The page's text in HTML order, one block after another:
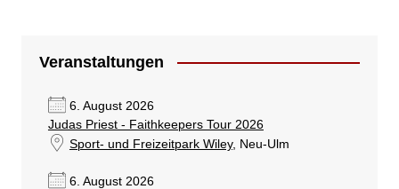
Veranstaltungen
6. August 2026
Judas Priest - Faithkeepers Tour 2026
Sport- und Freizeitpark Wiley, Neu-Ulm
6. August 2026